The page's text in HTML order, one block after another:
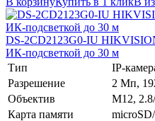
DS-2CD2123G0-IU
ИК-подсветкой до 30 м
Тип
IP-
Разрешение
2 Мп,
Объектив
M12,
Карта памяти